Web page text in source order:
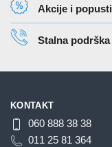
na
stranici
proizvoda.
Akcije i popusti
Stalna podrška
KONTAKT
060 888 38 38
011 25 81 364